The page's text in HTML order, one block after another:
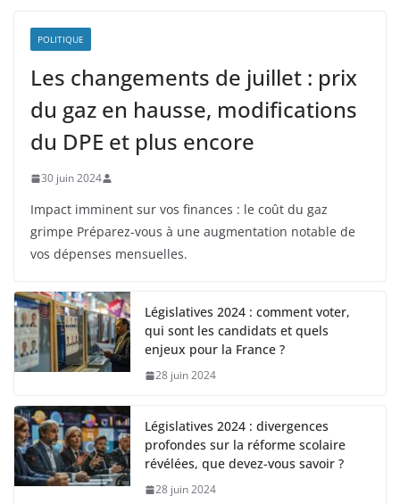
POLITIQUE
Les changements de juillet : prix
du gaz en hausse, modifications
du DPE et plus encore
30 juin 2024
Impact imminent sur vos finances : le coût du gaz
grimpe Préparez-vous à une augmentation notable de
vos dépenses mensuelles.
Législatives 2024 : comment voter,
qui sont les candidats et quels
enjeux pour la France ?
28 juin 2024
Législatives 2024 : divergences
profondes sur la réforme scolaire
révélées, que devez-vous savoir ?
28 juin 2024